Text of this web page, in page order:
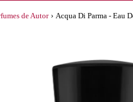
de Autor › Acqua Di Parma - Eau